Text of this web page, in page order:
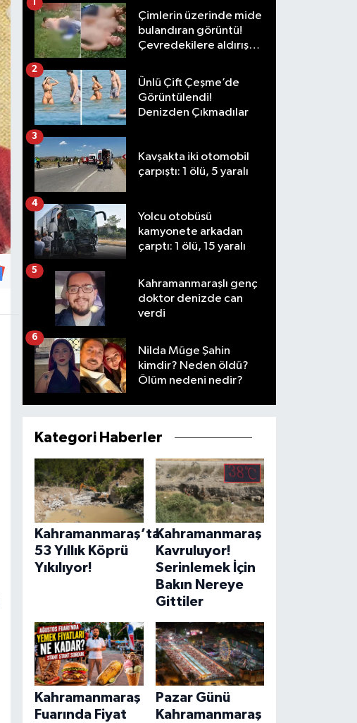
Çimlerin üzerinde mide
bulandıran görüntü!
Çevredekilere aldırış
1
Ünlü Çift Çeşme’de
Görüntülendi!
Denizden Çıkmadılar
2
Kavşakta iki otomobil
çarpıştı: 1 ölü, 5 yaralı
3
Yolcu otobüsü
kamyonete arkadan
çarptı: 1 ölü, 15 yaralı
4
Kahramanmaraşlı genç
doktor denizde can
verdi
5
Nilda Müge Şahin
kimdir? Neden öldü?
Ölüm nedeni nedir?
6
Kategori Haberler
Kahramanmaraş’ta
53 Yıllık Köprü
Yıkılıyor!
Kahramanmaraş
Kavruluyor!
Serinlemek İçin
Bakın Nereye
Gittiler
Kahramanmaraş
Fuarında Fiyat
Pazar Günü
Kahramanmaraş